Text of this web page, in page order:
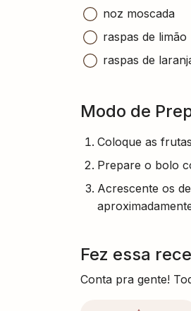
noz moscada
raspas de limão
raspas de
Modo de
Coloque as
Prepare o bolo
Acrescente os
Fez essa
Conta pra gente!